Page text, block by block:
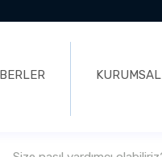
KURUMSAL